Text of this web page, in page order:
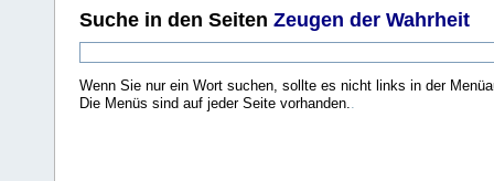
Suche in den Seiten Zeugen der Wahrheit
Wenn Sie nur ein Wort suchen, sollte es nicht links in der
Die Menüs sind auf jeder Seite vorhanden..